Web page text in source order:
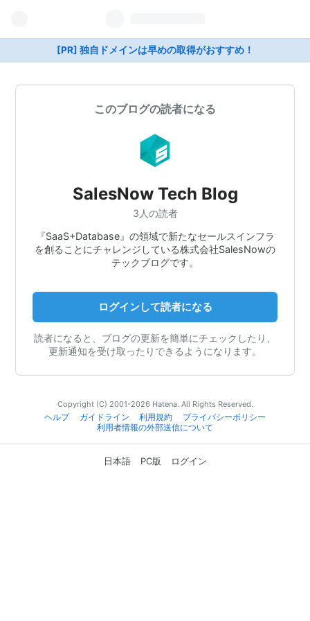
[PR] 独自ドメインは早めの取得がおすすめ！
このブログの読者になる
SalesNow Tech Blog
3人の読者
『SaaS+Database』の領域で新たなセールスインフラ
を創ることにチャレンジしている株式会社SalesNowの
テックブログです。
ログインして読者になる
読者になると、ブログの更新を簡単にチェックしたり、
更新通知を受け取ったりできるようになります。
Copyright (C) 2001-2026 Hatena. All Rights Reserved.
ヘルプ
ガイドライン 利用規約
プライバシーポリシー
利用者情報の外部送信について
日本語 PC版 ログイン